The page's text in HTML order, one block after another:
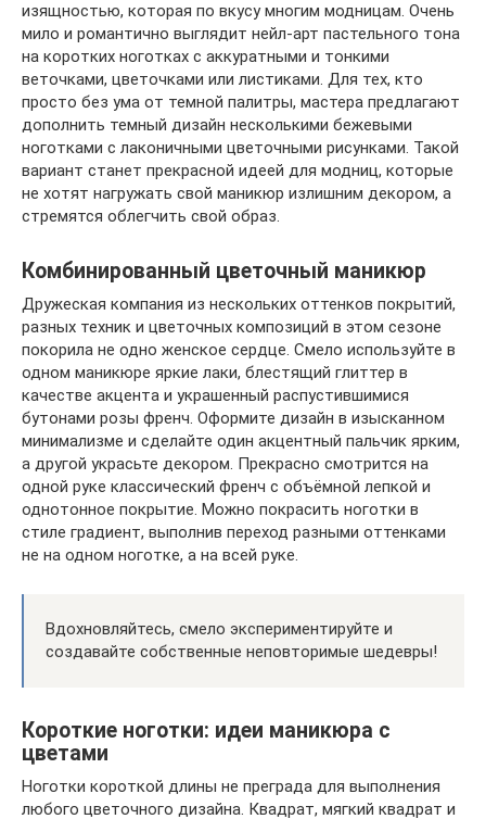
изящностью, которая по вкусу многим модницам. Очень
мило и романтично выглядит нейл-арт пастельного тона
на коротких ноготках с аккуратными и тонкими
веточками, цветочками или листиками. Для тех, кто
просто без ума от темной палитры, мастера предлагают
дополнить темный дизайн несколькими бежевыми
ноготками с лаконичными цветочными рисунками. Такой
вариант станет прекрасной идеей для модниц, которые
не хотят нагружать свой маникюр излишним декором, а
стремятся облегчить свой образ.
Комбинированный цветочный маникюр
Дружеская компания из нескольких оттенков покрытий,
разных техник и цветочных композиций в этом сезоне
покорила не одно женское сердце. Смело используйте в
одном маникюре яркие лаки, блестящий глиттер в
качестве акцента и украшенный распустившимися
бутонами розы френч. Оформите дизайн в изысканном
минимализме и сделайте один акцентный пальчик ярким,
а другой украсьте декором. Прекрасно смотрится на
одной руке классический френч с объёмной лепкой и
однотонное покрытие. Можно покрасить ноготки в
стиле градиент, выполнив переход разными оттенками
не на одном ноготке, а на всей руке.
Вдохновляйтесь, смело экспериментируйте и
создавайте собственные неповторимые шедевры!
Короткие ноготки: идеи маникюра с
цветами
Ноготки короткой длины не преграда для выполнения
любого цветочного дизайна. Квадрат, мягкий квадрат и